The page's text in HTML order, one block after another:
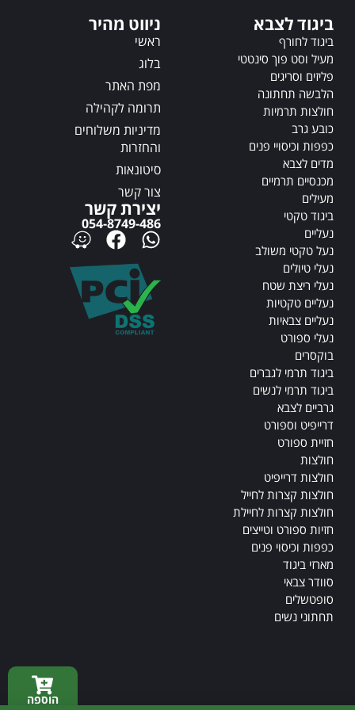
e
הוספה
ביגוד לצבא
ביגוד לחורף
מעיל וסט פוך סינטטי
פליזים וסריגים
הלבשה תחתונה
חולצות תרמיות
כובע גרב
כפפות וכיסויי פנים
מדים לצבא
מכנסיים תרמיים
מעילים
ביגוד טקטי
נעליים
נעל טקטי משולב
נעלי טיולים
נעלי ריצת שטח
נעליים טקטיות
נעליים צבאיות
נעלי ספורט
בוקסרים
ביגוד תרמי לגברים
ביגוד תרמי לנשים
גרביים לצבא
דרייפיט וספורט
חזיית ספורט
חולצות
חולצות דרייפיט
חולצות קצרות לחייל
חולצות קצרות לחיילת
חזיות ספורט וטייצים
כפפות וכיסוי פנים
מארזי ביגוד
סוודר צבאי
סופטשלים
תחתוני נשים
ניווט מהיר
ראשי
בלוג
מפת האתר
תרומה לקהילה
מדיניות משלוחים
והחזרות
סיטונאות
צור קשר
יצירת קשר
054-8749-486